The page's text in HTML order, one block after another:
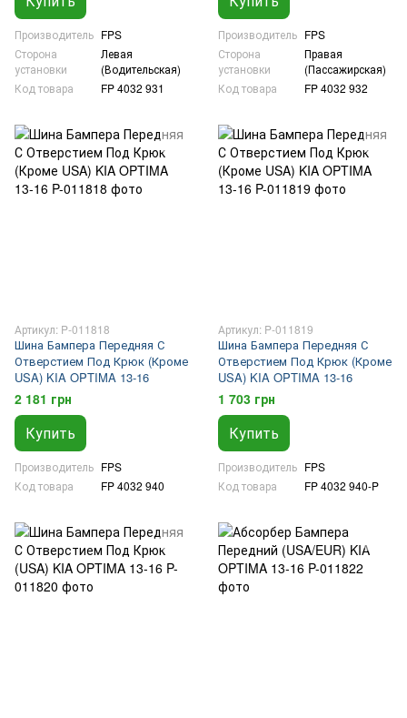
Производитель FPS
Сторона
установки
Левая
(Водительская)
Код товара
FP 4032 931
Производитель FPS
Сторона
установки
Правая
(Пассажирская)
Код товара
FP 4032 932
Артикул: P-011818
Шина Бампера Передняя С
Отверстием Под Крюк (Кроме
USA) KIA OPTIMA 13-16
2 181 грн
Купить
Производитель FPS
Код товара
FP 4032 940
Артикул: P-011819
Шина Бампера Передняя С
Отверстием Под Крюк (Кроме
USA) KIA OPTIMA 13-16
1 703 грн
Купить
Производитель FPS
Код товара
FP 4032 940-P